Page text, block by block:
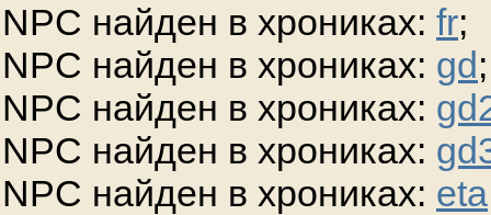
NPC найден в хрониках: fr;
NPC найден в хрониках: gd;
NPC найден в хрониках:
NPC найден в хрониках:
NPC найден в хрониках: eta